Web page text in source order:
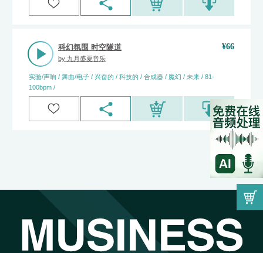
科幻氛围 时空隧道
by 九月盛夏音乐
¥66
实验/声响 / 舞曲/电子 / 兴奋的 / 科技的 / 合成器 / 魔幻 / 未来 / 81-
100bpm /